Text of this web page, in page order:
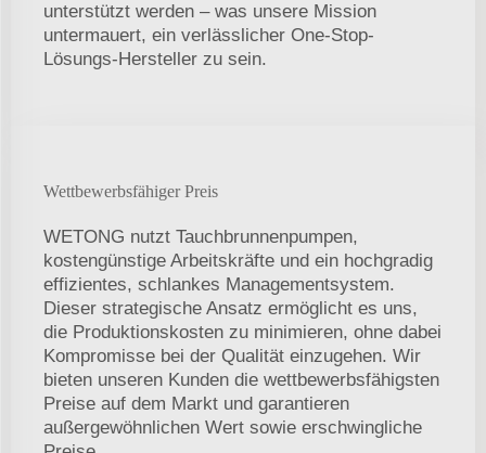
unterstützt werden – was unsere Mission
untermauert, ein verlässlicher One-Stop-
Lösungs-Hersteller zu sein.
Wettbewerbsfähiger Preis
WETONG nutzt Tauchbrunnenpumpen,
kostengünstige Arbeitskräfte und ein hochgradig
effizientes, schlankes Managementsystem.
Dieser strategische Ansatz ermöglicht es uns,
die Produktionskosten zu minimieren, ohne dabei
Kompromisse bei der Qualität einzugehen. Wir
bieten unseren Kunden die wettbewerbsfähigsten
Preise auf dem Markt und garantieren
außergewöhnlichen Wert sowie erschwingliche